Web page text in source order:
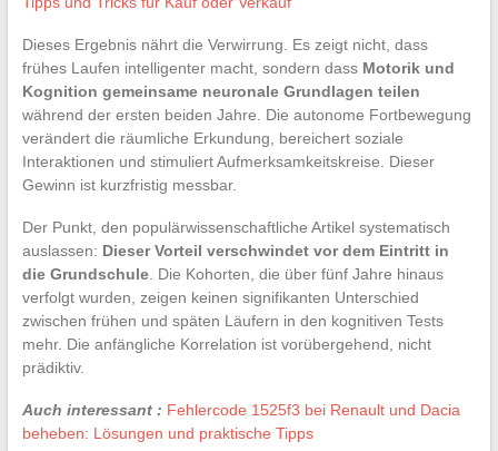
Dieses Ergebnis nährt die Verwirrung. Es zeigt nicht, dass
frühes Laufen intelligenter macht, sondern dass Motorik und
Kognition gemeinsame neuronale Grundlagen teilen
während der ersten beiden Jahre. Die autonome Fortbewegung
verändert die räumliche Erkundung, bereichert soziale
Interaktionen und stimuliert Aufmerksamkeitskreise. Dieser
Gewinn ist kurzfristig messbar.
Der Punkt, den populärwissenschaftliche Artikel systematisch
auslassen: Dieser Vorteil verschwindet vor dem Eintritt in
die Grundschule. Die Kohorten, die über fünf Jahre hinaus
verfolgt wurden, zeigen keinen signifikanten Unterschied
zwischen frühen und späten Läufern in den kognitiven Tests
mehr. Die anfängliche Korrelation ist vorübergehend, nicht
prädiktiv.
Auch interessant : Fehlercode 1525f3 bei Renault und Dacia
beheben: Lösungen und praktische Tipps